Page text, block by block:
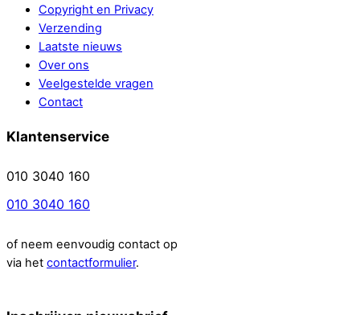
Copyright en Privacy
Verzending
Laatste nieuws
Over ons
Veelgestelde vragen
Contact
Klantenservice
010 3040 160
010 3040 160
of neem eenvoudig contact op
via het contactformulier.